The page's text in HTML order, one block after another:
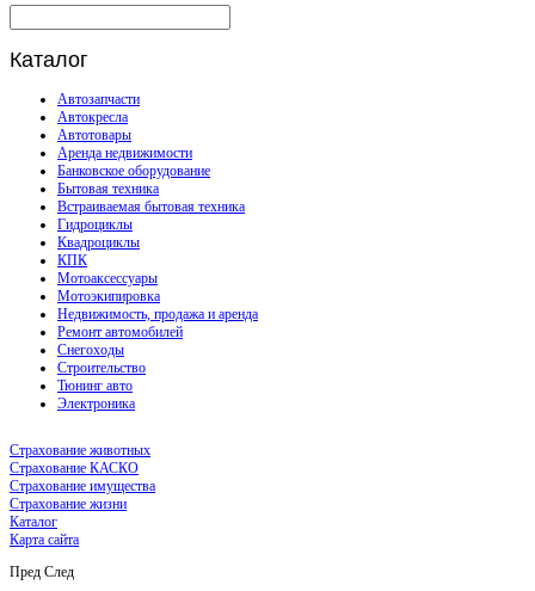
Каталог
Автозапчасти
Автокресла
Автотовары
Аренда недвижимости
Банковское оборудование
Бытовая техника
Встраиваемая бытовая техника
Гидроциклы
Квадроциклы
КПК
Мотоаксессуары
Мотоэкипировка
Недвижимость, продажа и аренда
Ремонт автомобилей
Снегоходы
Строительство
Тюнинг авто
Электроника
Страхование животных
Страхование КАСКО
Страхование имущества
Страхование жизни
Каталог
Карта сайта
Пред След